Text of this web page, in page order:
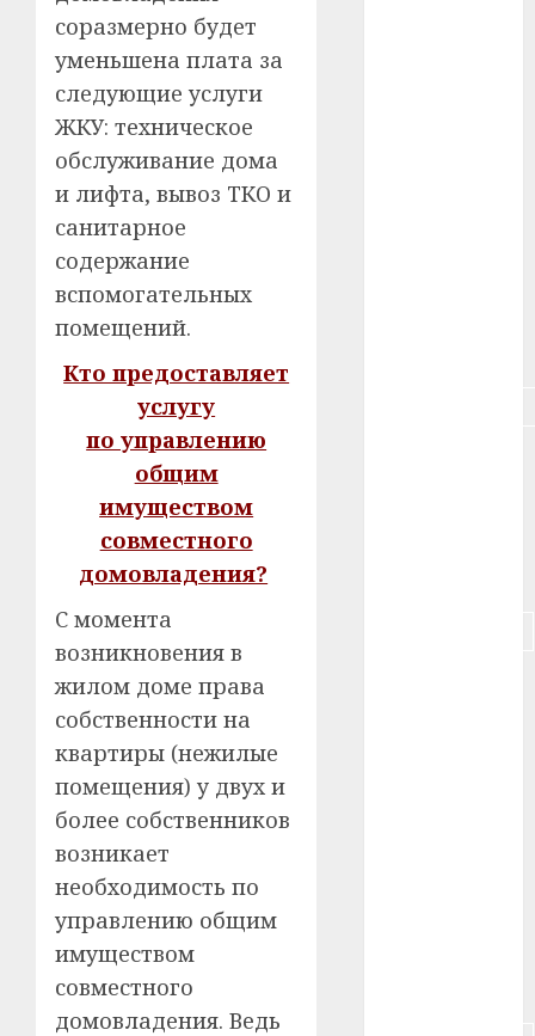
соразмерно будет
уменьшена плата за
следующие услуги
ЖКУ: техническое
обслуживание дома
и лифта, вывоз ТКО и
санитарное
содержание
вспомогательных
помещений.
Кто предоставляет
услугу
по управлению
общим
имуществом
совместного
домовладения?
С момента
возникновения в
жилом доме права
собственности на
квартиры (нежилые
помещения) у двух и
более собственников
возникает
необходимость по
управлению общим
имуществом
совместного
домовладения. Ведь